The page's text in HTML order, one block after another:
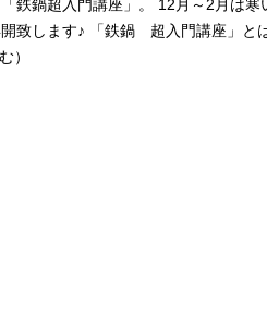
鉄鍋超入門講座」。 12月～2月は寒
致します♪ 「鉄鍋 超入門講座」と
）